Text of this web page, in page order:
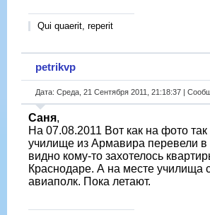
Qui quaerit, reperit
petrikvp
Дата: Среда, 21 Сентября 2011, 21:18:37 |
Саня,
На 07.08.2011 Вот как на фото
училище из Армавира перевели в
видно кому-то захотелось
Краснодаре. А на месте училища
авиаполк. Пока летают.